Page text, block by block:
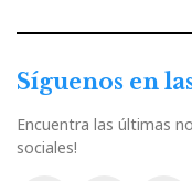
Síguenos en
Encuentra las últimas
sociales!